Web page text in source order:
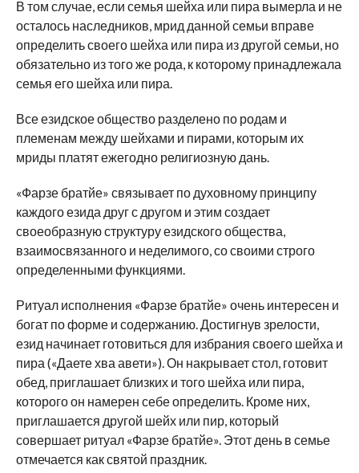
В том случае, если семья шейха или пира вымерла и не
осталось наследников, мрид данной семьи вправе
определить своего шейха или пира из другой семьи, но
обязательно из того же рода, к которому принадлежала
семья его шейха или пира.
Все езидское общество разделено по родам и
племенам между шейхами и пирами, которым их
мриды платят ежегодно религиозную дань.
«Фарзе братйе» связывает по духовному принципу
каждого езида друг с другом и этим создает
своеобразную структуру езидского общества,
взаимосвязанного и неделимого, со своими строго
определенными функциями.
Ритуал исполнения «Фарзе братйе» очень интересен и
богат по форме и содержанию. Достигнув зрелости,
езид начинает готовиться для избрания своего шейха и
пира («Даете хва авети»). Он накрывает стол, готовит
обед, приглашает близких и того шейха или пира,
которого он намерен себе определить. Кроме них,
приглашается другой шейх или пир, который
совершает ритуал «Фарзе братйе». Этот день в семье
отмечается как святой праздник.